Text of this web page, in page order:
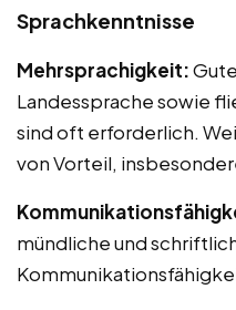
Sprachkenntnisse
Mehrsprachigkeit:
Landessprache sowie
sind oft erforderlich.
von Vorteil,
mündliche und